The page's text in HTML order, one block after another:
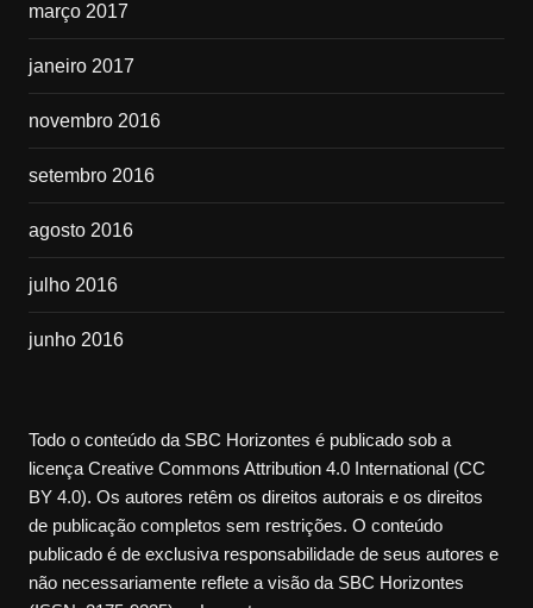
março 2017
janeiro 2017
novembro 2016
setembro 2016
agosto 2016
julho 2016
junho 2016
Todo o conteúdo da SBC Horizontes é publicado sob a
licença Creative Commons Attribution 4.0 International (CC
BY 4.0). Os autores retêm os direitos autorais e os direitos
de publicação completos sem restrições. O conteúdo
publicado é de exclusiva responsabilidade de seus autores e
não necessariamente reflete a visão da SBC Horizontes